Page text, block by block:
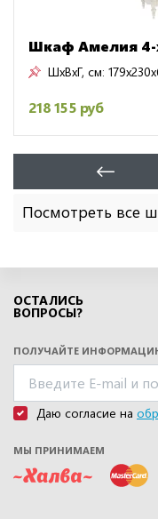
Шкаф Амелия 4-
ШxВxГ, см:
218 155 руб
Посмотреть все
ОСТАЛИСЬ
ВОПРОСЫ?
ПОЛУЧАЙТЕ
Даю согласие на
МЫ ПРИНИМАЕМ